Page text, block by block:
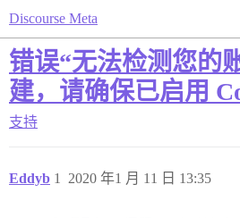
Discourse Meta
错误“无法检测您的
建，请确保已启用
支持
Eddyb 2020 年1 月 11 日 13:35
1